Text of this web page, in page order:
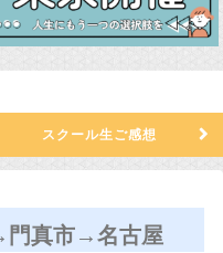
スクール生ご感想
門真市→名古屋